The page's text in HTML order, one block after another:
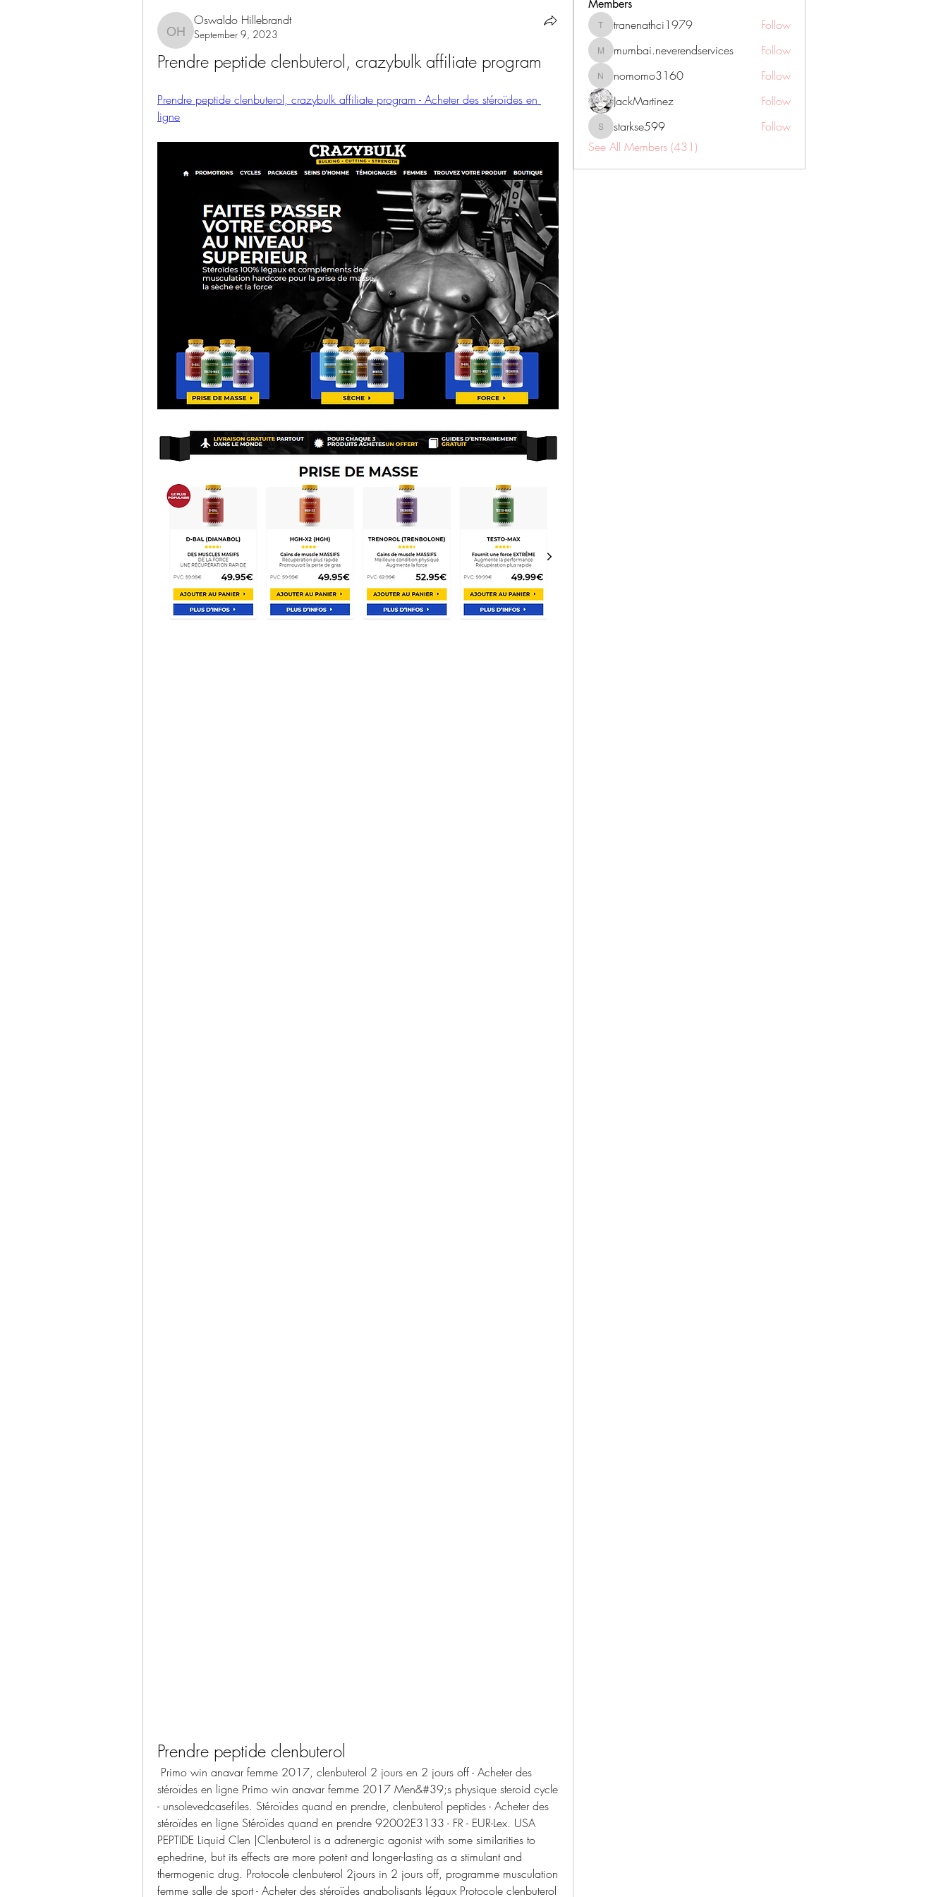
Oswaldo Hillebrandt
Oswaldo Hillebrandt
September 9, 2023
Prendre peptide clenbuterol, crazybulk affiliate program
Prendre peptide clenbuterol, crazybulk affiliate program - Acheter des stéroïdes en
ligne
Prendre peptide clenbuterol
stéroïdes en ligne Primo win anavar femme 2017 Men&#39;s physique steroid cycle
- unsolevedcasefiles. Stéroïdes quand en prendre, clenbuterol peptides - Acheter des
stéroïdes en ligne Stéroïdes quand en prendre 92002E3133 - FR - EUR-Lex. USA
PEPTIDE Liquid Clen |Clenbuterol is a adrenergic agonist with some similarities to
ephedrine, but its effects are more potent and longer-lasting as a stimulant and
thermogenic drug. Protocole clenbuterol 2jours in 2 jours off, programme musculation
femme salle de sport - Acheter des stéroïdes anabolisants légaux Protocole clenbuterol
Members
tranenathci1979
tranenathci1979 Follow
mumbai.neverendservices
mumbai.neverendservices Follow
nomomo3160
nomomo3160
Follow
JackMartinez
Follow
starkse599
starkse599
Follow
See All Members (431)